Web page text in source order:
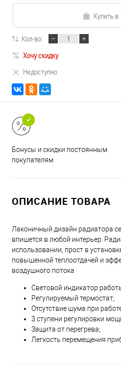
Купить в
Кол-во:
Хочу скидку
Недоступно
Бонусы и скидки постоянным
покупателям
ОПИСАНИЕ ТОВАРА
Лаконичный дизайн радиатора
впишется в любой интерьер.
использовании, прост в
повышенной теплоотдачей и
воздушного потока
Световой индикатор
Регулируемый термостат;
Отсутствие шума при
3 ступени регулировки
Защита от перегрева;
Легкость перемещения